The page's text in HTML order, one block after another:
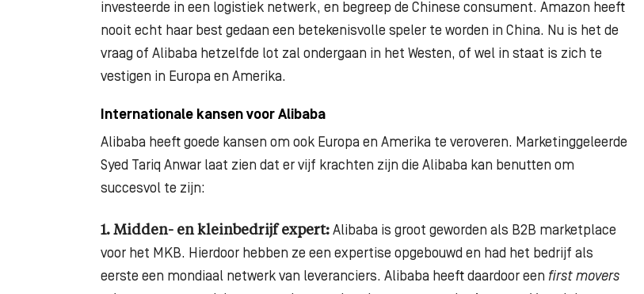
investeerde in een logistiek netwerk, en begreep de Chinese consument. Amazon heeft
nooit echt haar best gedaan een betekenisvolle speler te worden in China. Nu is het de
vraag of Alibaba hetzelfde lot zal ondergaan in het Westen, of wel in staat is zich te
vestigen in Europa en Amerika.
Internationale kansen voor Alibaba
Alibaba heeft goede kansen om ook Europa en Amerika te veroveren. Marketinggeleerde
Syed Tariq Anwar laat zien dat er vijf krachten zijn die Alibaba kan benutten om
succesvol te zijn:
1. Midden- en kleinbedrijf expert: Alibaba is groot geworden als B2B marketplace
voor het MKB. Hierdoor hebben ze een expertise opgebouwd en had het bedrijf als
eerste een mondiaal netwerk van leveranciers. Alibaba heeft daardoor een first movers